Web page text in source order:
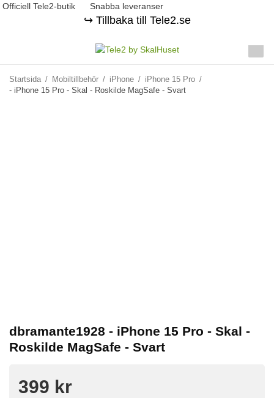
Officiell Tele2-butik Snabba leveranser
↪️ Tillbaka till Tele2.se
Startsida / Mobiltillbehör / iPhone / iPhone 15 Pro /
- iPhone 15 Pro - Skal - Roskilde MagSafe - Svart
dbramante1928 - iPhone 15 Pro - Skal -
Roskilde MagSafe - Svart
399 kr